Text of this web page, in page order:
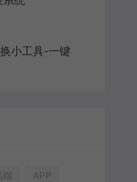
小工具-一键
端 APP